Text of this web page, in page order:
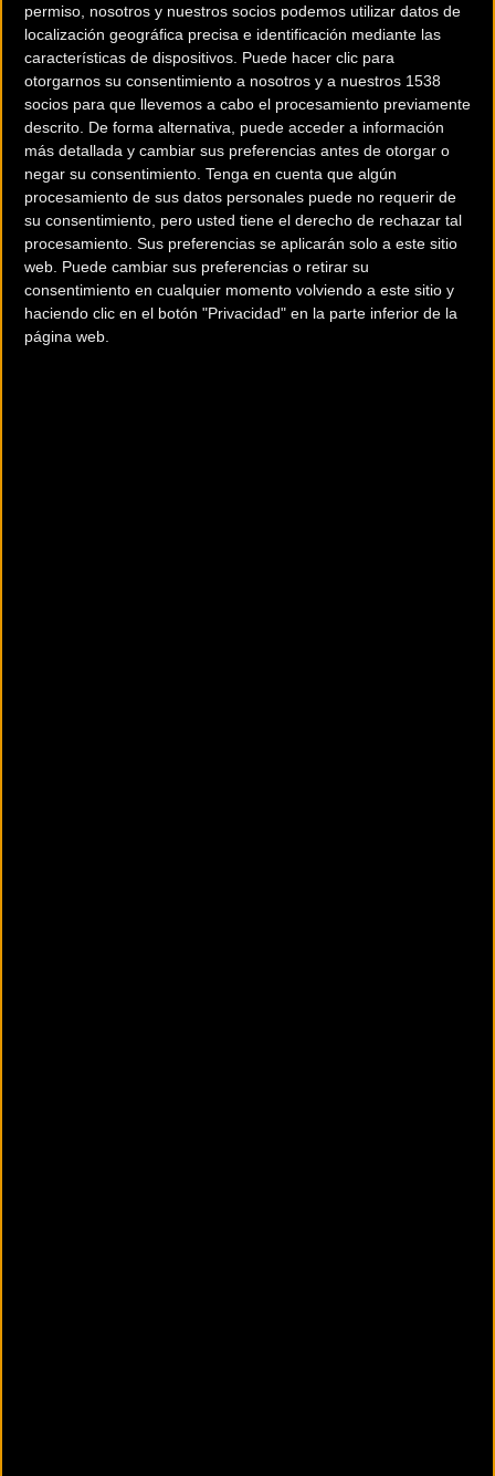
permiso, nosotros y nuestros socios podemos utilizar datos de
localización geográfica precisa e identificación mediante las
características de dispositivos. Puede hacer clic para
otorgarnos su consentimiento a nosotros y a nuestros 1538
socios para que llevemos a cabo el procesamiento previamente
descrito. De forma alternativa, puede acceder a información
más detallada y cambiar sus preferencias antes de otorgar o
negar su consentimiento. Tenga en cuenta que algún
procesamiento de sus datos personales puede no requerir de
su consentimiento, pero usted tiene el derecho de rechazar tal
procesamiento. Sus preferencias se aplicarán solo a este sitio
web. Puede cambiar sus preferencias o retirar su
consentimiento en cualquier momento volviendo a este sitio y
haciendo clic en el botón "Privacidad" en la parte inferior de la
página web.
Terms of use © 1987–2026 HERE
200 km
¿Eres el propietario de esta tienda? Descubre cómo
hacerte tienda
Premium para llegar a más clientes.
Comercios Bz Premium